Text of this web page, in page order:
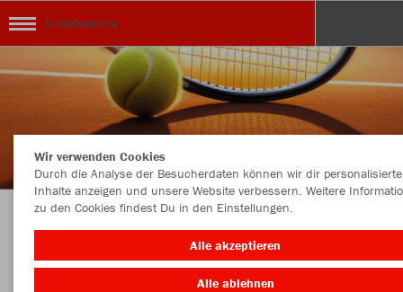
TC Sachsenring
Herzlich Willkommen im Teamshop TC
Sachsenring
Wir verwenden Cookies
Durch die Analyse der Besucherdaten können wir dir personalisierte
Inhalte anzeigen und unsere Website verbessern. Weitere
zu den Cookies findest Du in den Einstellungen.
Alle akzeptieren
Alle ablehnen